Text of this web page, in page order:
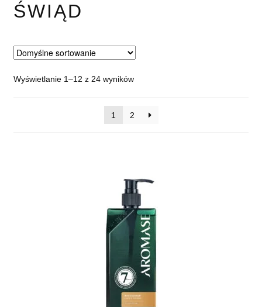
ŚWIĄD
Wyświetlanie 1–12 z 24 wyników
1 2